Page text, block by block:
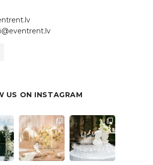
US ON INSTAGRAM